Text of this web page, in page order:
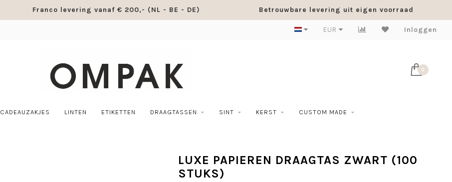
Franco levering vanaf € 200,- (NL - BE - DE) Betrouwbare levering uit eigen voorraad
EUR Inloggen
0
CADEAUZAKJES LINTEN ETIKETTEN DRAAGTASSEN SINT KERST CUSTOM MADE
LUXE PAPIEREN DRAAGTAS ZWART (100
STUKS)